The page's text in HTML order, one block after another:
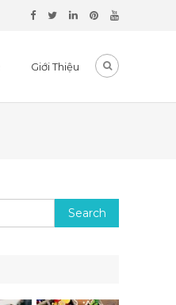
Giới Thiệu
Search for: